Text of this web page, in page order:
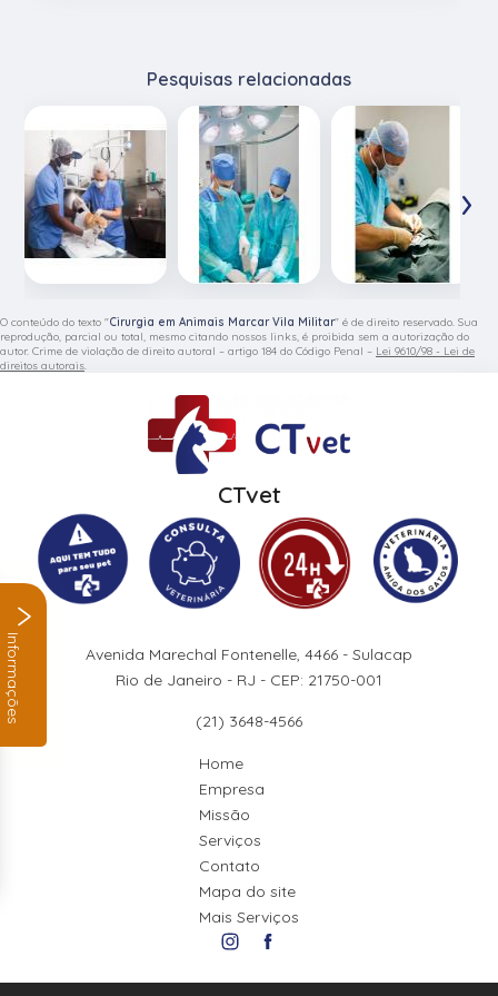
Pesquisas relacionadas
‹ ›
O conteúdo do texto "Cirurgia em Animais Marcar Vila Militar" é de direito reservado. Sua
reprodução, parcial ou total, mesmo citando nossos links, é proibida sem a autorização do
autor. Crime de violação de direito autoral – artigo 184 do Código Penal – Lei 9610/98 - Lei de
direitos autorais.
CTvet
Avenida Marechal Fontenelle, 4466 - Sulacap
Rio de Janeiro - RJ - CEP: 21750-001
(21) 3648-4566
Home
Empresa
Missão
Serviços
Contato
Mapa do site
Mais Serviços
Informações